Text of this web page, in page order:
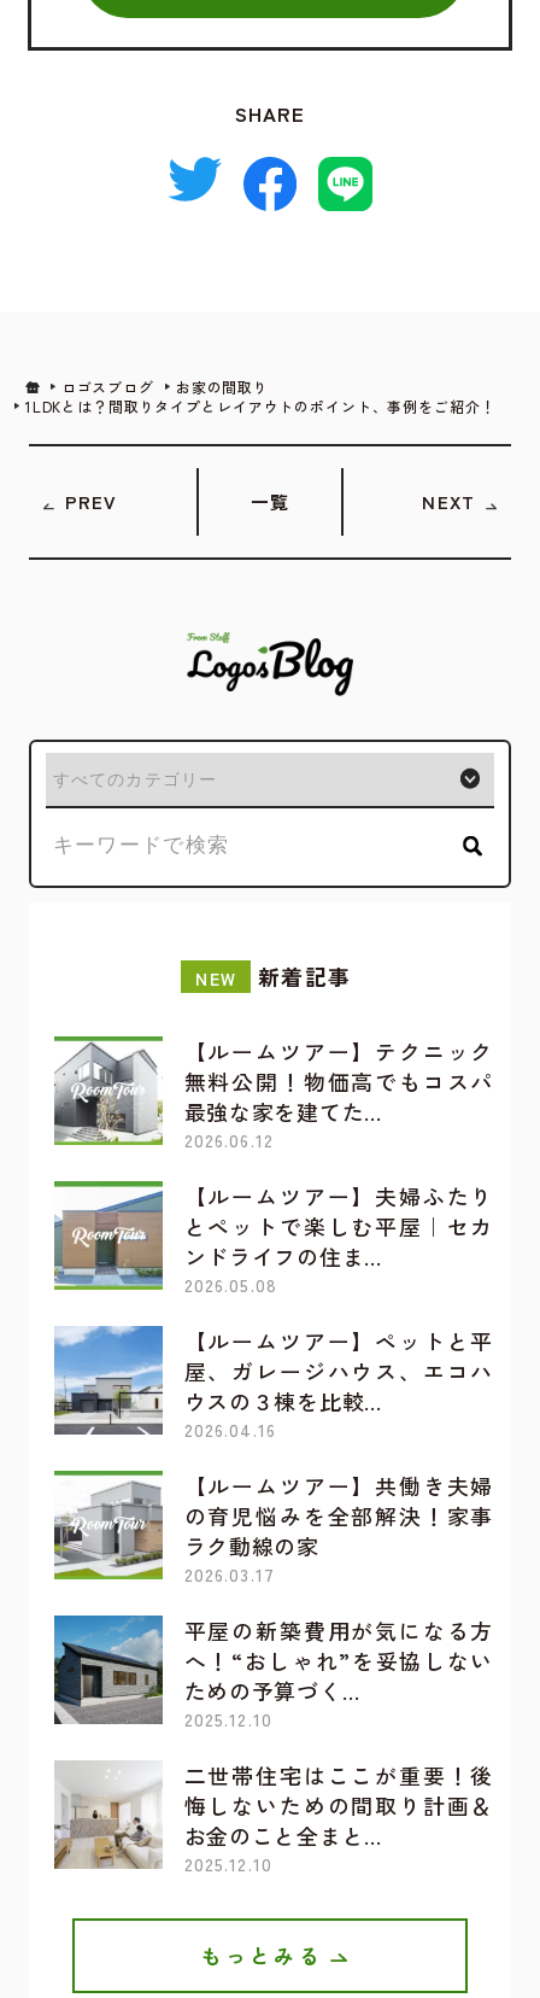
SHARE
NEW 新着記事
【ルームツアー】テクニック
無料公開！物価高でもコスパ
最強な家を建てた…
2026.06.12
【ルームツアー】夫婦ふたり
とペットで楽しむ平屋｜セカ
ンドライフの住ま…
2026.05.08
【ルームツアー】ペットと平
屋、ガレージハウス、エコハ
ウスの３棟を比較…
2026.04.16
【ルームツアー】共働き夫婦
の育児悩みを全部解決！家事
ラク動線の家
2026.03.17
平屋の新築費用が気になる方
へ！“おしゃれ”を妥協しない
ための予算づく…
2025.12.10
二世帯住宅はここが重要！後
悔しないための間取り計画＆
お金のこと全まと…
2025.12.10
もっとみる
PREV 一覧 NEXT
ロゴスブログ
お家の間取り
1LDKとは？間取りタイプとレイアウトのポイント、事例をご紹介！